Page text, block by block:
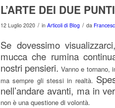
L’ARTE DEI DUE
12 Luglio 2020 / in Articoli di Blog / da
Se dovessimo
mucca che rumina
nostri pensieri. Vanno e tornano,
ma sempre gli stessi in realtà.
nell’andare avanti, ma in
non è una questione di volontà.